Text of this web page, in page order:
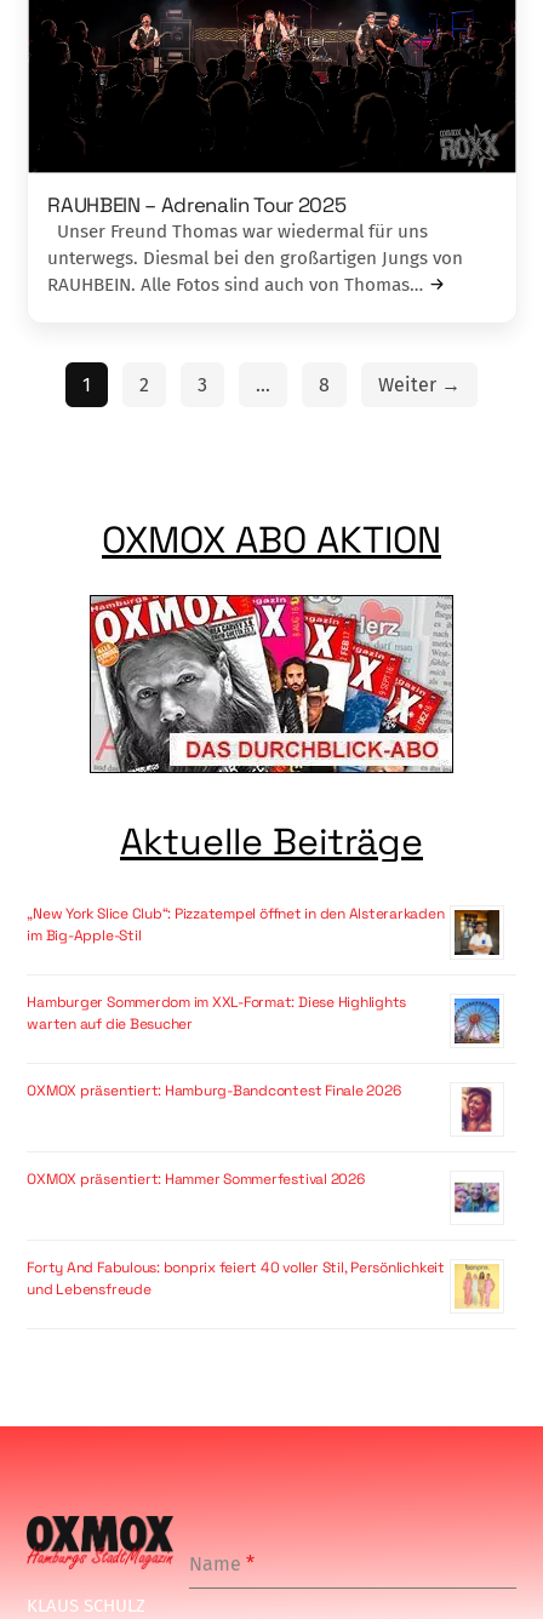
RAUHBEIN – Adrenalin Tour 2025
Unser Freund Thomas war wiedermal für uns
unterwegs. Diesmal bei den großartigen Jungs von
RAUHBEIN. Alle Fotos sind auch von Thomas…
1 2 3 … 8 Weiter →
OXMOX ABO AKTION
Aktuelle Beiträge
„New York Slice Club“: Pizzatempel öffnet in den Alsterarkaden
im Big-Apple-Stil
Hamburger Sommerdom im XXL-Format: Diese Highlights
warten auf die Besucher
OXMOX präsentiert: Hamburg-Bandcontest Finale 2026
OXMOX präsentiert: Hammer Sommerfestival 2026
Forty And Fabulous: bonprix feiert 40 voller Stil, Persönlichkeit
und Lebensfreude
KLAUS SCHULZ
Name*